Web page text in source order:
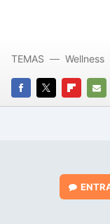
FACEBOOK
TWITTER
E-
TEMAS Wellness